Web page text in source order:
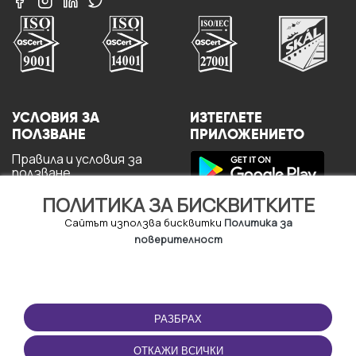
ПОЛИТИКА ЗА БИСКВИТКИТЕ
Сайтът използва бисквитки Политика за
поверителност
РАЗБРАХ
ОТКАЖИ ВСИЧКИ
УСЛОВИЯ ЗА
ПОЛЗВАНЕ
Правила и условия за
ползване
поверителност
Политика за кукита
ИЗТЕГЛЕТЕ
ПРИЛОЖЕНИЕТО